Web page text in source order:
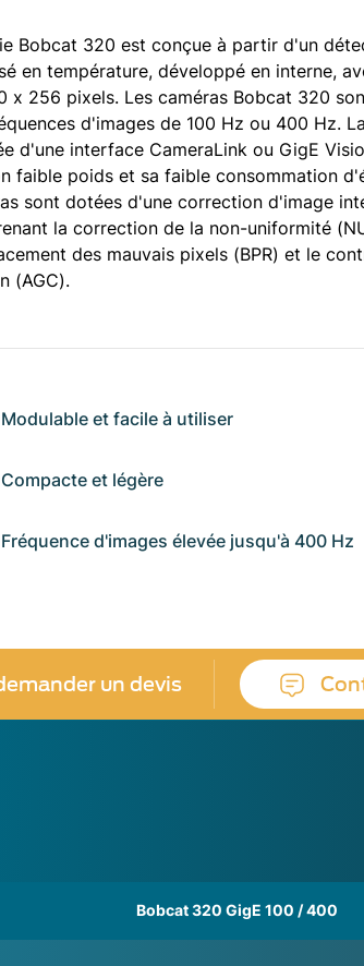
Bobcat 320 est conçue à partir d'un
en température, développé en interne,
x 256 pixels. Les caméras Bobcat 320
d'images de 100 Hz ou 400 Hz.
d'une interface CameraLink ou GigE
faible poids et sa faible consommation
sont dotées d'une correction d'image
la correction de la non-uniformité
des mauvais pixels (BPR) et le
(AGC).
Modulable et facile à utiliser
Compacte et légère
Fréquence d'images élevée jusqu'à 400 Hz
un devis
Bobcat 320 GigE 100 / 400